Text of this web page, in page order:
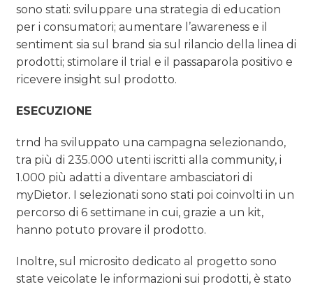
sono stati: sviluppare una strategia di education
per i consumatori; aumentare l’awareness e il
sentiment sia sul brand sia sul rilancio della linea di
prodotti; stimolare il trial e il passaparola positivo e
ricevere insight sul prodotto.
ESECUZIONE
trnd ha sviluppato una campagna selezionando,
tra più di 235.000 utenti iscritti alla community, i
1.000 più adatti a diventare ambasciatori di
myDietor. I selezionati sono stati poi coinvolti in un
percorso di 6 settimane in cui, grazie a un kit,
hanno potuto provare il prodotto.
Inoltre, sul microsito dedicato al progetto sono
state veicolate le informazioni sui prodotti, è stato